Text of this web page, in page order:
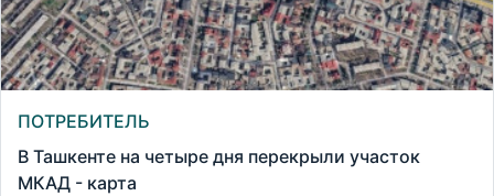
ПОТРЕБИТЕЛЬ
В Ташкенте на четыре дня перекрыли участок
МКАД - карта